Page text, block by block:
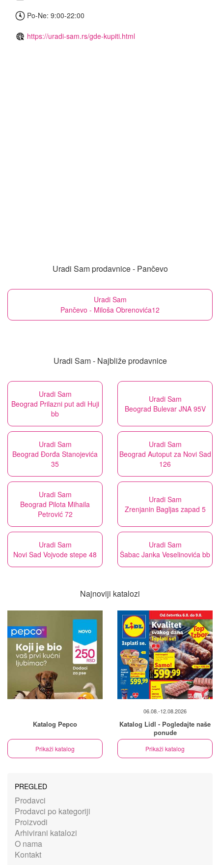
Po-Ne: 9:00-22:00
https://uradi-sam.rs/gde-kupiti.html
Uradi Sam prodavnice - Pančevo
Uradi Sam
Pančevo - Miloša Obrenovića12
Uradi Sam - Najbliže prodavnice
Uradi Sam
Beograd Prilazni put adi Huji
bb
Uradi Sam
Beograd Bulevar JNA 95V
Uradi Sam
Beograd Đorđa Stanojevića
35
Uradi Sam
Beograd Autoput za Novi Sad
126
Uradi Sam
Beograd Pilota Mihaila
Petrović 72
Uradi Sam
Zrenjanin Bagljas zapad 5
Uradi Sam
Novi Sad Vojvode stepe 48
Uradi Sam
Šabac Janka Veselinovića bb
Najnoviji katalozi
Katalog Pepco
Prikaži katalog
06.08.-12.08.2026
Katalog Lidl - Pogledajte naše
ponude
Prikaži katalog
PREGLED
Prodavci
Prodavci po kategoriji
Proizvodi
Arhivirani katalozi
O nama
Kontakt